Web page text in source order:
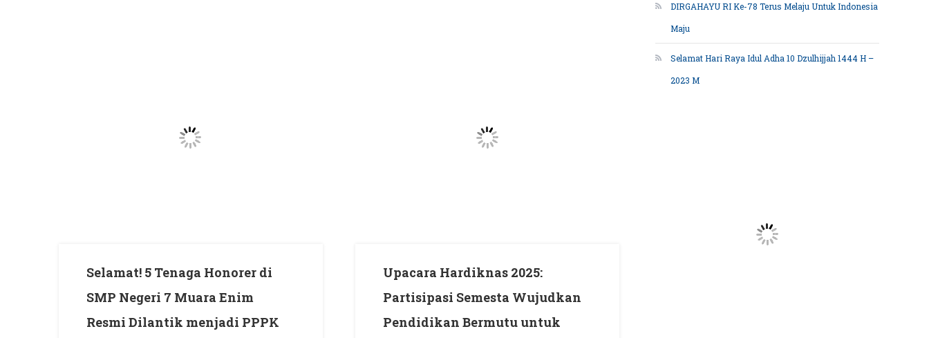
Selamat! 5 Tenaga Honorer di
SMP Negeri 7 Muara Enim
Resmi Dilantik menjadi PPPK
Upacara Hardiknas 2025:
Partisipasi Semesta Wujudkan
Pendidikan Bermutu untuk
DIRGAHAYU RI Ke-78 Terus Melaju Untuk Indonesia
Maju
Selamat Hari Raya Idul Adha 10 Dzulhijjah 1444 H –
2023 M